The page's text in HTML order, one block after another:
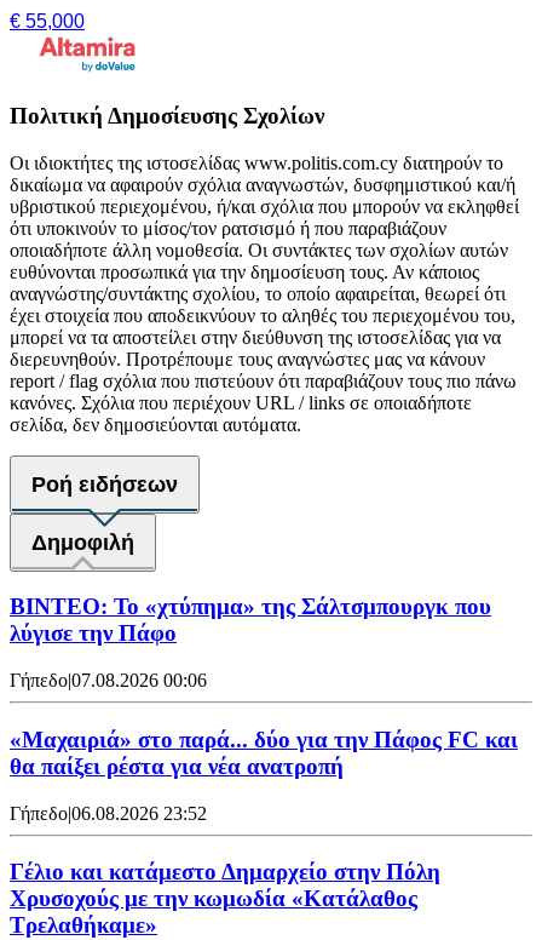
€ 55,000
Πολιτική Δημοσίευσης Σχολίων
Οι ιδιοκτήτες της ιστοσελίδας www.politis.com.cy διατηρούν το
δικαίωμα να αφαιρούν σχόλια αναγνωστών, δυσφημιστικού και/ή
υβριστικού περιεχομένου, ή/και σχόλια που μπορούν να εκληφθεί
ότι υποκινούν το μίσος/τον ρατσισμό ή που παραβιάζουν
οποιαδήποτε άλλη νομοθεσία. Οι συντάκτες των σχολίων αυτών
ευθύνονται προσωπικά για την δημοσίευση τους. Αν κάποιος
αναγνώστης/συντάκτης σχολίου, το οποίο αφαιρείται, θεωρεί ότι
έχει στοιχεία που αποδεικνύουν το αληθές του περιεχομένου του,
μπορεί να τα αποστείλει στην διεύθυνση της ιστοσελίδας για να
διερευνηθούν. Προτρέπουμε τους αναγνώστες μας να κάνουν
report / flag σχόλια που πιστεύουν ότι παραβιάζουν τους πιο πάνω
κανόνες. Σχόλια που περιέχουν URL / links σε οποιαδήποτε
σελίδα, δεν δημοσιεύονται αυτόματα.
Ροή ειδήσεων
Δημοφιλή
ΒΙΝΤΕΟ: Το «χτύπημα» της Σάλτσμπουργκ που
λύγισε την Πάφο
Γήπεδο|07.08.2026 00:06
«Μαχαιριά» στο παρά... δύο για την Πάφος FC και
θα παίξει ρέστα για νέα ανατροπή
Γήπεδο|06.08.2026 23:52
Γέλιο και κατάμεστο Δημαρχείο στην Πόλη
Χρυσοχούς με την κωμωδία «Κατάλαθος
Τρελαθήκαμε»